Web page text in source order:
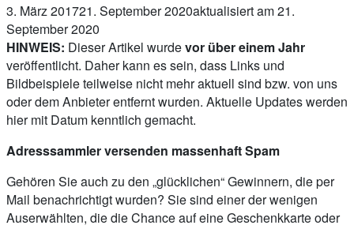
3. März 201721. September 2020aktualisiert am 21.
September 2020
HINWEIS: Dieser Artikel wurdevor über einem Jahr
veröffentlicht. Daher kann es sein, dass Links und
Bildbeispiele teilweise nicht mehr aktuell sind bzw. von uns
oder dem Anbieter entfernt wurden. Aktuelle Updates werden
hier mit Datum kenntlich gemacht.
Adresssammler versenden massenhaft Spam
Gehören Sie auch zu den „glücklichen“ Gewinnern, die per
Mail benachrichtigt wurden? Sie sind einer der wenigen
Auserwählten, die die Chance auf eine Geschenkkarte oder